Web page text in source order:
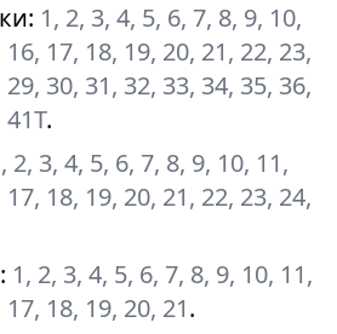
: 1, 2, 3, 4, 5, 6, 7, 8, 9, 10,
17, 18, 19, 20, 21, 22, 23,
30, 31, 32, 33, 34, 35, 36,
41Т.
2, 3, 4, 5, 6, 7, 8, 9, 10, 11,
18, 19, 20, 21, 22, 23, 24,
: 1, 2, 3, 4, 5, 6, 7, 8, 9, 10, 11,
18, 19, 20, 21.